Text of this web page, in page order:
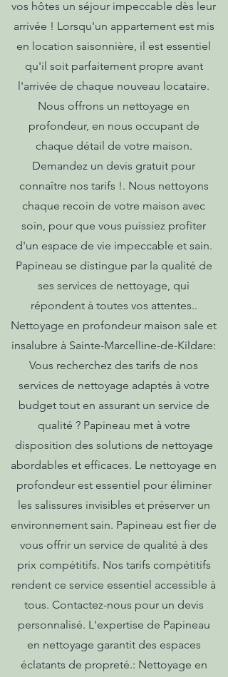
vos hôtes un séjour impeccable dès leur
arrivée ! Lorsqu'un appartement est mis
en location saisonnière, il est essentiel
qu'il soit parfaitement propre avant
l'arrivée de chaque nouveau locataire.
Nous offrons un nettoyage en
profondeur, en nous occupant de
chaque détail de votre maison.
Demandez un devis gratuit pour
connaître nos tarifs !. Nous nettoyons
chaque recoin de votre maison avec
soin, pour que vous puissiez profiter
d'un espace de vie impeccable et sain.
Papineau se distingue par la qualité de
ses services de nettoyage, qui
répondent à toutes vos attentes..
Nettoyage en profondeur maison sale et
insalubre à Sainte-Marcelline-de-Kildare:
Vous recherchez des tarifs de nos
services de nettoyage adaptés à votre
budget tout en assurant un service de
qualité ? Papineau met à votre
disposition des solutions de nettoyage
abordables et efficaces. Le nettoyage en
profondeur est essentiel pour éliminer
les salissures invisibles et préserver un
environnement sain. Papineau est fier de
vous offrir un service de qualité à des
prix compétitifs. Nos tarifs compétitifs
rendent ce service essentiel accessible à
tous. Contactez-nous pour un devis
personnalisé. L'expertise de Papineau
en nettoyage garantit des espaces
éclatants de propreté.: Nettoyage en